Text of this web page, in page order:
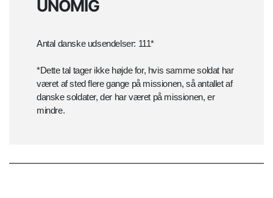
UNOMIG
Antal danske udsendelser: 111*
*Dette tal tager ikke højde for, hvis samme soldat har
været af sted flere gange på missionen, så antallet af
danske soldater, der har været på missionen, er
mindre.